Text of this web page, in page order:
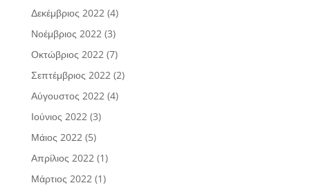
Δεκέμβριος 2022(4)
Νοέμβριος 2022(3)
Οκτώβριος 2022(7)
Σεπτέμβριος 2022(2)
Αύγουστος 2022(4)
Ιούνιος 2022(3)
Μάιος 2022(5)
Απρίλιος 2022(1)
Μάρτιος 2022(1)